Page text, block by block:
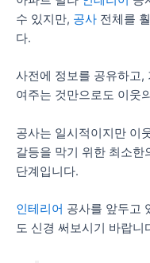
수 있지만, 공사 전체를
다.
사전에 정보를 공유하고,
여주는 것만으로도 이웃
공사는 일시적이지만 이
갈등을 막기 위한 최소한
단계입니다.
인테리어 공사를 앞두고
도 신경 써보시기 바랍니